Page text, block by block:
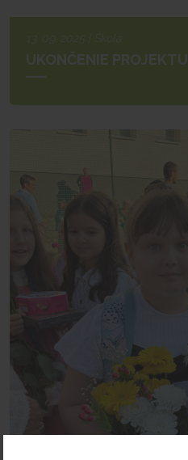
13. 09. 2025 | Škola
UKONČENIE PROJEKTU